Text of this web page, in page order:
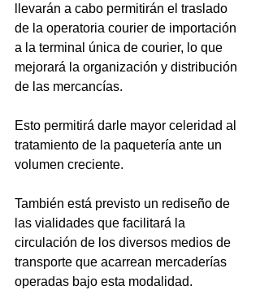
llevarán a cabo permitirán el traslado
de la operatoria courier de importación
a la terminal única de courier, lo que
mejorará la organización y distribución
de las mercancías.
Esto permitirá darle mayor celeridad al
tratamiento de la paquetería ante un
volumen creciente.
También está previsto un rediseño de
las vialidades que facilitará la
circulación de los diversos medios de
transporte que acarrean mercaderías
operadas bajo esta modalidad.